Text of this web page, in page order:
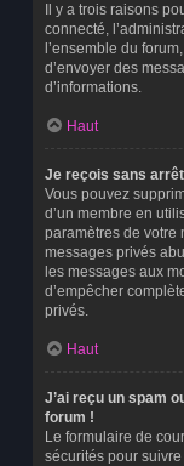
Il y a trois raisons
connecté,
l’ensemble du
d’envoyer des
d’informations.
Haut
Je reçois sans
Vous pouvez
d’un membre en
paramètres de votre
messages privés
les messages aux
d’empêcher
privés.
Haut
J’ai reçu un spam
forum !
Le formulaire de
sécurités pour